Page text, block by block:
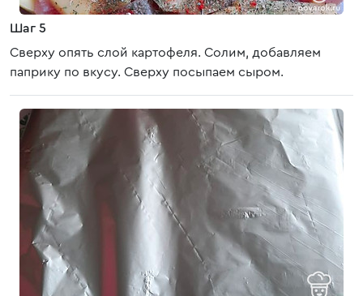
Шаг 5
Сверху опять слой картофеля. Солим, добавляем
паприку по вкусу. Сверху посыпаем сыром.